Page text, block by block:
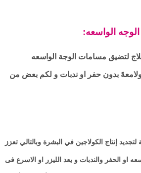
الواسعه
لتضيق مسامات الوجة الواسعه
ولامعهً بدون حفر او ندبات و لكم بعض من
إنتاج الكولاجين في البشرة وبالتالي تعزز
او الحفر والندبات و يعد الليزر او الاسرع فى